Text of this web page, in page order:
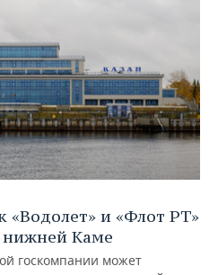
«Водолет» и «Флот РТ»
нижней Каме
госкомпании может